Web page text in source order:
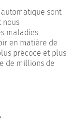
sont
nous
maladies
en matière de
précoce et plus
de millions de